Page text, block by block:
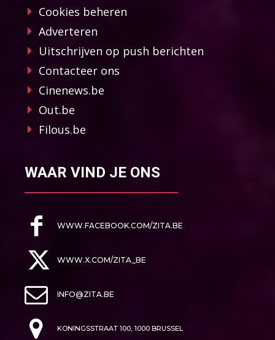
Cookies beheren
Adverteren
Uitschrijven op push berichten
Contacteer ons
Cinenews.be
Out.be
Filous.be
WAAR VIND JE ONS
WWW.FACEBOOK.COM/ZITA.BE
WWW.X.COM/ZITA_BE
INFO@ZITA.BE
KONINGSSTRAAT 100, 1000 BRUSSEL